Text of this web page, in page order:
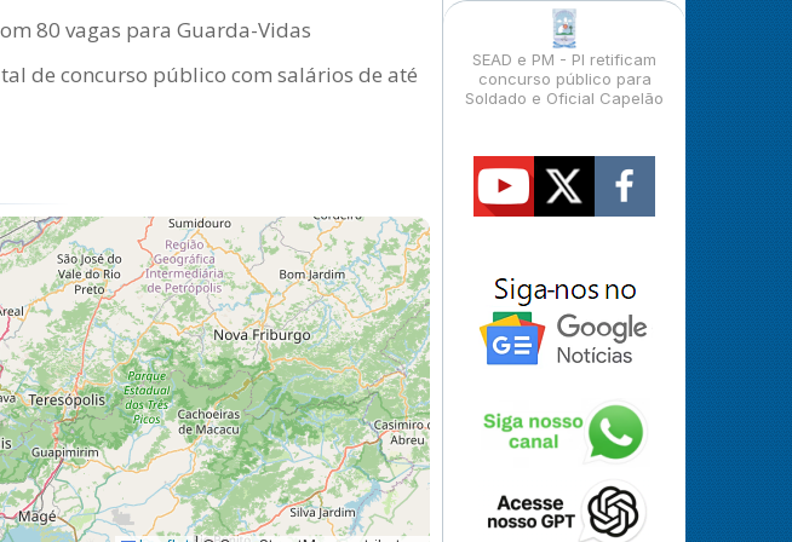
80 vagas para Guarda-Vidas
de concurso público com salários de até
SEAD e PM - PI retificam
concurso público para
Soldado e Oficial Capelão